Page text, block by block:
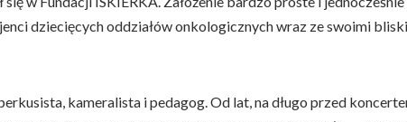
dziecięcych oddziałów onkologicznych wraz ze swoimi
kameralista i pedagog. Od lat, na długo przed